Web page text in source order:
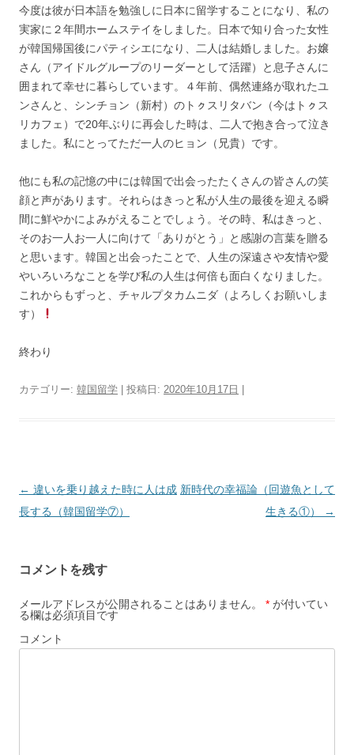
今度は彼が日本語を勉強しに日本に留学することになり、私の
実家に２年間ホームステイをしました。日本で知り合った女性
が韓国帰国後にパティシエになり、二人は結婚しました。お嬢
さん（アイドルグループのリーダーとして活躍）と息子さんに
囲まれて幸せに暮らしています。４年前、偶然連絡が取れたユ
ンさんと、シンチョン（新村）のトㇰスリタバン（今はトㇰス
リカフェ）で20年ぶりに再会した時は、二人で抱き合って泣き
ました。私にとってただ一人のヒョン（兄貴）です。
他にも私の記憶の中には韓国で出会ったたくさんの皆さんの笑
顔と声があります。それらはきっと私が人生の最後を迎える瞬
間に鮮やかによみがえることでしょう。その時、私はきっと、
そのお一人お一人に向けて「ありがとう」と感謝の言葉を贈る
と思います。韓国と出会ったことで、人生の深遠さや友情や愛
やいろいろなことを学び私の人生は何倍も面白くなりました。
これからもずっと、チャルプタカムニダ（よろしくお願いしま
す）
終わり
カテゴリー: 韓国留学 | 投稿日: 2020年10月17日
投
稿
ゲ
ー
シ
ョ
← 違いを乗り越えた時に人は成
長する（韓国留学⑦）
新時代の幸福論（回遊魚として
生きる①）
→
コメントを残す
メールアドレスが公開されることはありません。 * が付いてい
る欄は必須項目です
コメント